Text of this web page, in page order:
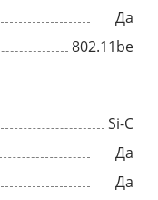
Да
802.11be
Si-C
Да
Да